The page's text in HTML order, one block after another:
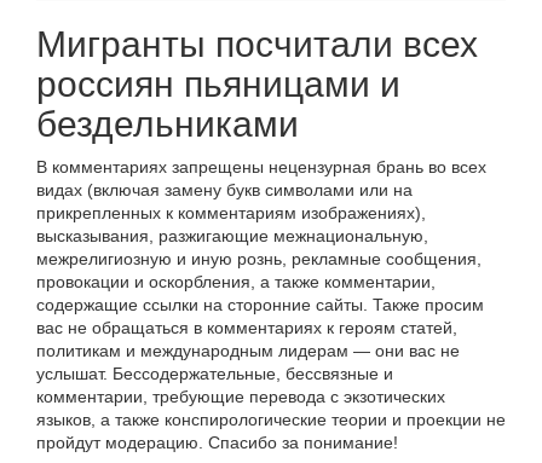
Мигранты посчитали всех
россиян пьяницами и
бездельниками
В комментариях запрещены нецензурная брань во всех
видах (включая замену букв символами или на
прикрепленных к комментариям изображениях),
высказывания, разжигающие межнациональную,
межрелигиозную и иную рознь, рекламные сообщения,
провокации и оскорбления, а также комментарии,
содержащие ссылки на сторонние сайты. Также просим
вас не обращаться в комментариях к героям статей,
политикам и международным лидерам — они вас не
услышат. Бессодержательные, бессвязные и
комментарии, требующие перевода с экзотических
языков, а также конспирологические теории и проекции не
пройдут модерацию. Спасибо за понимание!